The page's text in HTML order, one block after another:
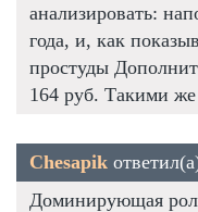
анализировать:
года, и, как
простуды
164 руб. Такими
Chesapik
Доминирующая